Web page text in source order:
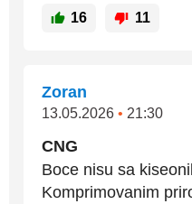
16 11
Zoran
13.05.2026 • 21:30
CNG
Boce nisu sa
Komprimovanim